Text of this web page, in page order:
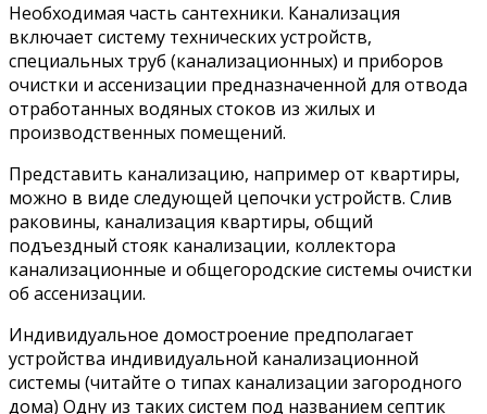
Необходимая часть сантехники. Канализация
включает систему технических устройств,
специальных труб (канализационных) и приборов
очистки и ассенизации предназначенной для отвода
отработанных водяных стоков из жилых и
производственных помещений.
Представить канализацию, например от квартиры,
можно в виде следующей цепочки устройств. Слив
раковины, канализация квартиры, общий
подъездный стояк канализации, коллектора
канализационные и общегородские системы очистки
об ассенизации.
Индивидуальное домостроение предполагает
устройства индивидуальной канализационной
системы (читайте о типах канализации загородного
дома) Одну из таких систем под названием септик